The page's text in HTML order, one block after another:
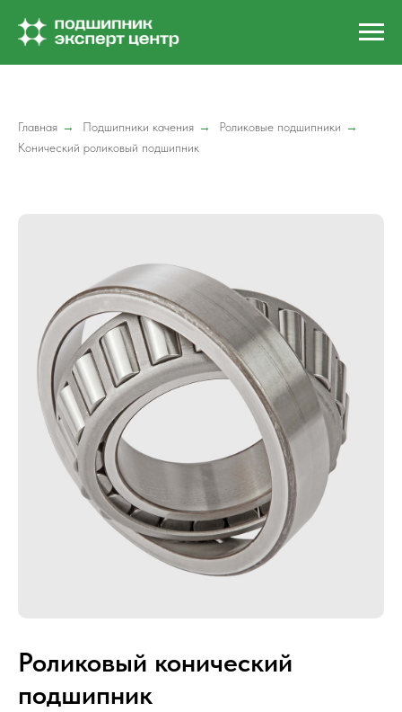
Главная → Подшипники качения → Роликовые подшипники →
Конический роликовый подшипник
Роликовый конический
подшипник